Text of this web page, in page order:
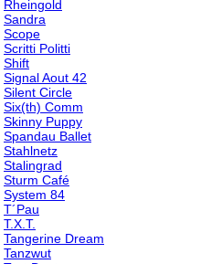
Rheingold
Sandra
Scope
Scritti Politti
Shift
Signal Aout 42
Silent Circle
Six(th) Comm
Skinny Puppy
Spandau Ballet
Stahlnetz
Stalingrad
Sturm Café
System 84
T´Pau
T.X.T.
Tangerine Dream
Tanzwut